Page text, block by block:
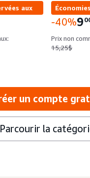
aux
-40%9
Prix non
15,25$
un compte
Parcourir la